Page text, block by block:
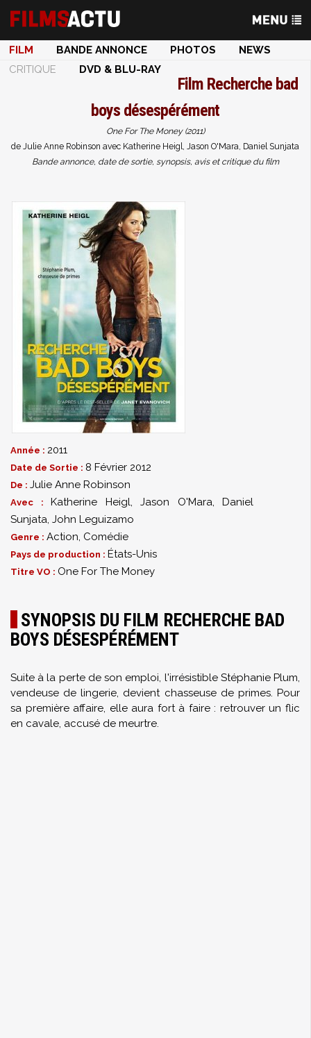
FILM BANDE ANNONCE PHOTOS
NEWS
CRITIQUE
DVD & BLU-RAY
Film Recherche bad
boys désespérément
One For The Money (2011)
de Julie Anne Robinson avec Katherine Heigl, Jason O'Mara, Daniel Sunjata
Bande annonce, date de sortie, synopsis, avis et critique du film
Année : 2011
Date de Sortie : 8 Février 2012
De : Julie Anne Robinson
Avec : Katherine Heigl, Jason O'Mara, Daniel
Sunjata, John Leguizamo
Genre : Action, Comédie
Pays de production : États-Unis
Titre VO : One For The Money
SYNOPSIS DU FILM RECHERCHE BAD
BOYS DÉSESPÉRÉMENT
Suite à la perte de son emploi, l'irrésistible Stéphanie Plum,
vendeuse de lingerie, devient chasseuse de primes. Pour
sa première affaire, elle aura fort à faire : retrouver un flic
en cavale, accusé de meurtre.